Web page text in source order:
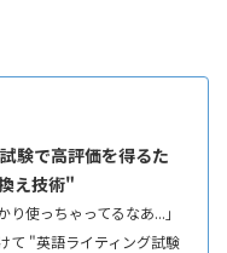
験で高評価を得るた
え技術"
り使っちゃってるなあ...」
て "英語ライティング試験